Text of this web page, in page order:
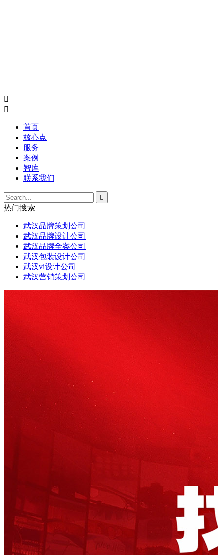


首页
核心点
服务
案例
智库
联系我们

热门搜索
武汉品牌策划公司
武汉品牌设计公司
武汉品牌全案公司
武汉包装设计公司
武汉vi设计公司
武汉营销策划公司